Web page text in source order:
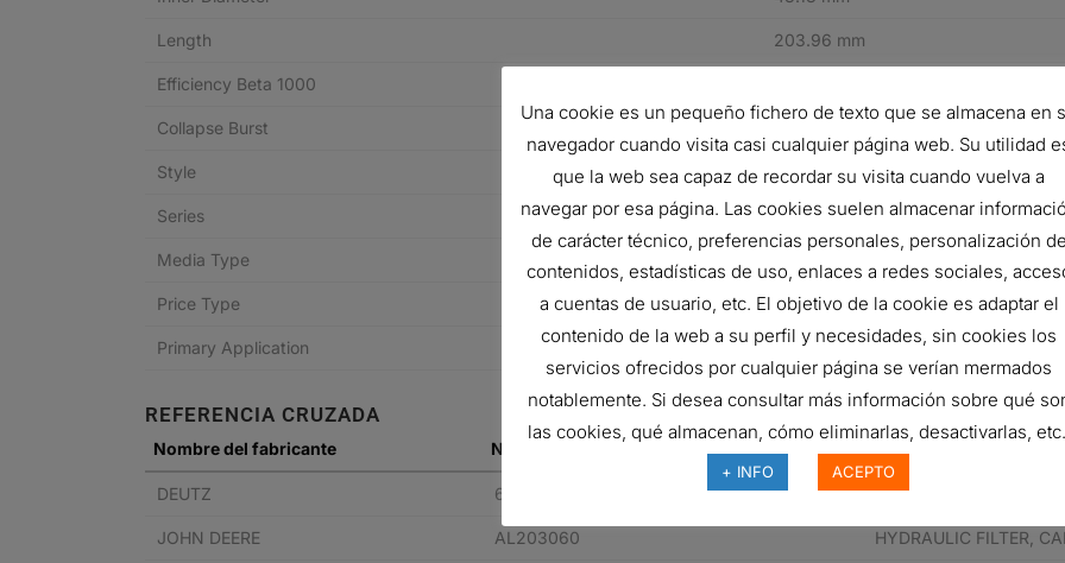
Length 203.96 mm
Efficiency Beta 1000
Collapse Burst
Style Cartridge
Series HPK03, FPK04, HPK04
Media Type
Price Type FH
Primary Application PALL HC9600FUT8H
REFERENCIA CRUZADA
Nombre del fabricante N° de pieza del fabricante Descripción
DEUTZ 6005022975 HYDRAULIC FILTER,
JOHN DEERE AL203060 HYDRAULIC FILTER,
Una cookie es un pequeño fichero de texto que se almacena en
navegador cuando visita casi cualquier página web. Su utilidad
que la web sea capaz de recordar su visita cuando vuelva a
navegar por esa página. Las cookies suelen almacenar
de carácter técnico, preferencias personales, personalización de
contenidos, estadísticas de uso, enlaces a redes sociales,
a cuentas de usuario, etc. El objetivo de la cookie es adaptar el
contenido de la web a su perfil y necesidades, sin cookies los
servicios ofrecidos por cualquier página se verían mermados
notablemente. Si desea consultar más información sobre qué
las cookies, qué almacenan, cómo eliminarlas, desactivarlas,
+ INFO ACEPTO